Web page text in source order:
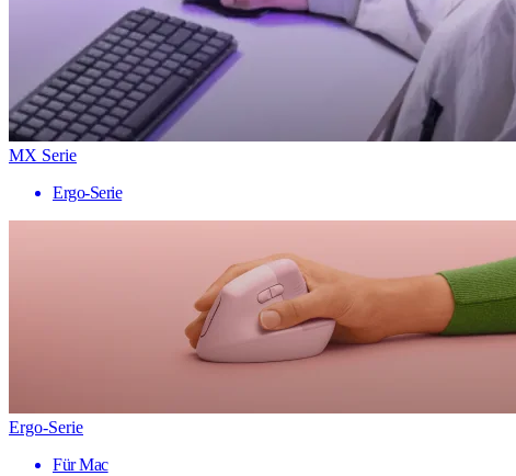
MX Serie
Ergo-Serie
Ergo-Serie
Für Mac